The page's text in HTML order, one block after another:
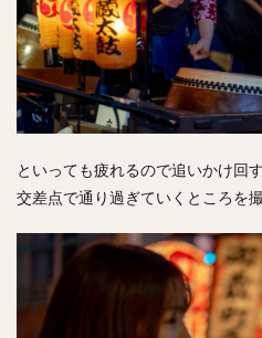
といっても疲れるので追いかけ回
交差点で通り過ぎていくところを撮